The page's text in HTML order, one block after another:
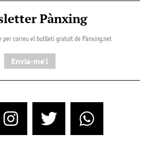
Pànxing
per correu el butlletí gratuït de Pànxing.net​
Envia-me'l